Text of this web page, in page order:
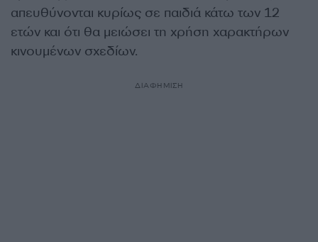
απευθύνονται κυρίως σε παιδιά κάτω των 12
ετών και ότι θα μειώσει τη χρήση χαρακτήρων
κινουμένων σχεδίων.
ΔΙΑΦΗΜΙΣΗ